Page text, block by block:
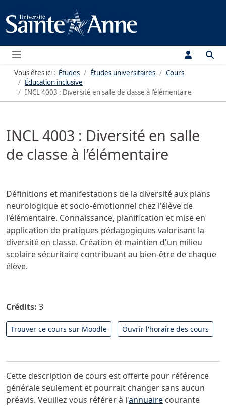
Menu
Vous êtes ici : Études Études universitaires
Cours
Éducation inclusive
INCL 4003 : Diversité en salle de classe à l’élémentaire
INCL 4003 : Diversité en salle
de classe à l’élémentaire
Définitions et manifestations de la diversité aux plans
neurologique et socio-émotionnel chez l'élève de
l'élémentaire. Connaissance, planification et mise en
application de pratiques pédagogiques valorisant la
diversité en classe. Création et maintien d'un milieu
scolaire sécuritaire contribuant au bien-être de chaque
élève.
Crédits: 3
Trouver ce cours sur Moodle Ouvrir l'horaire des cours
Cette description de cours est offerte pour référence
générale seulement et pourrait changer sans aucun
préavis. Veuillez vous référer à l'annuaire courante